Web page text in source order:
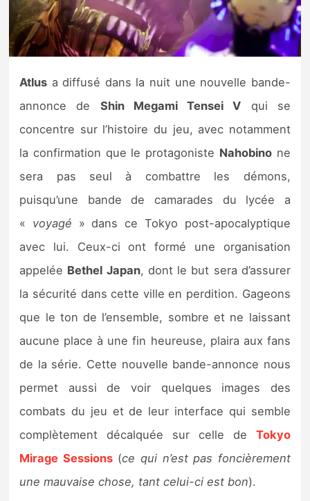
Nintendo Direct
Tests et previews
Tests de jeux
Tests d’accessoires
Autres tests
Previews
Précommandes
Précommandes jeux Switch 2
Sorties de jeux
Bons plans
Guides
Atlus a diffusé dans la nuit une nouvelle bande-
annonce de Shin Megami Tensei V qui se
concentre sur l’histoire du jeu, avec notamment
la confirmation que le protagoniste Nahobinone
sera pas seul à combattre les démons,
puisqu’une bande de camarades du lycée a
« voyagé » dans ce Tokyo post-apocalyptique
avec lui. Ceux-ci ont formé une organisation
appelée Bethel Japan, dont le but sera d’assurer
la sécurité dans cette ville en perdition. Gageons
que le ton de l’ensemble, sombre et ne laissant
aucune place à une fin heureuse, plaira aux fans
de la série. Cette nouvelle bande-annonce nous
permet aussi de voir quelques images des
combats du jeu et de leur interface qui semble
complètement décalquée sur celle de Tokyo
Mirage Sessions(ce qui n’est pas foncièrement
une mauvaise chose, tant celui-ci est bon).